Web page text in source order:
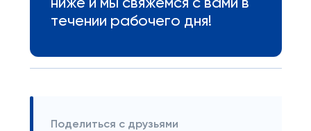
ниже и мы свяжемся с вами в
течении рабочего дня!
Поделиться с друзьями